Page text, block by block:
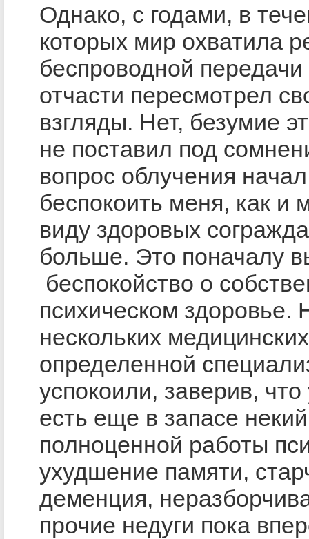
Однако, с годами, в
которых мир охватила
беспроводной
отчасти пересмотрел
взгляды. Нет, безумие
не поставил под
вопрос облучения начал
беспокоить меня, как и
виду здоровых
больше. Это поначалу
беспокойство о
психическом здоровье.
нескольких
определенной
успокоили, заверив,
есть еще в запасе
полноценной работы
ухудшение памяти,
деменция,
прочие недуги пока